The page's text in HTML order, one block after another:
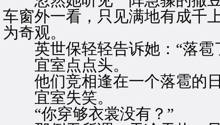
车窗外一看，只见满地有成千
为奇观。
英世保轻轻告诉她：“落雹
宜室点点头。
他们竞相逢在一个落雹的
宜室失笑。
“你穿够衣裳没有？”